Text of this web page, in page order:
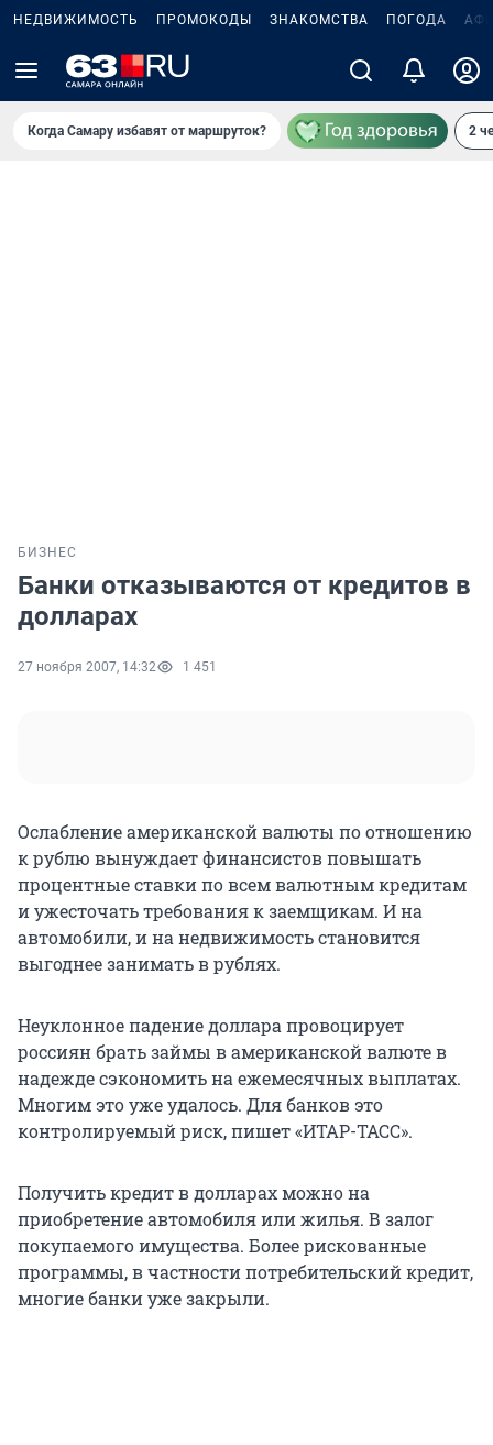
НЕДВИЖИМОСТЬ ПРОМОКОДЫ ЗНАКОМСТВА ПОГОДА
Когда Самару избавят от маршруток? 2
БИЗНЕС
Банки отказываются от кредитов в
долларах
27 ноября 2007, 14:32 1 451
Ослабление американской валюты по отношению
к рублю вынуждает финансистов повышать
процентные ставки по всем валютным кредитам
и ужесточать требования к заемщикам. И на
автомобили, и на недвижимость становится
выгоднее занимать в рублях.
Неуклонное падение доллара провоцирует
россиян брать займы в американской валюте в
надежде сэкономить на ежемесячных выплатах.
Многим это уже удалось. Для банков это
контролируемый риск, пишет «ИТАР-ТАСС».
Получить кредит в долларах можно на
приобретение автомобиля или жилья. В залог
покупаемого имущества. Более рискованные
программы, в частности потребительский кредит,
многие банки уже закрыли.